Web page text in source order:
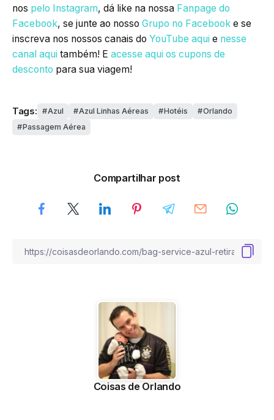
nos pelo Instagram, dá like na nossa Fanpage do
Facebook, se junte ao nosso Grupo no Facebook e se
inscreva nos nossos canais do YouTube aqui e nesse
canal aqui também! E acesse aqui os cupons de
desconto para sua viagem!
Tags: Azul Azul Linhas Aéreas Hotéis
Orlando
Passagem Aérea
Compartilhar post
Coisas de Orlando